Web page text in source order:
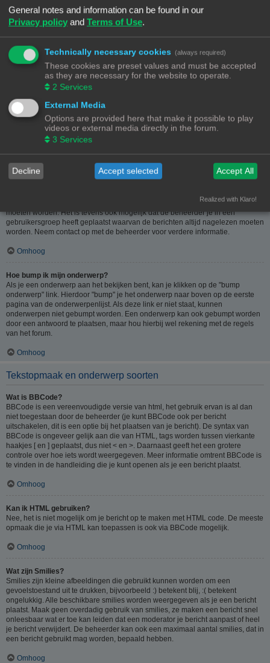
heeft hier dus in geen geval iets mee te maken.
Omhoog
Hoe kan ik berichten aan een moderator melden?
Als de beheerder het toelaat, kun je op de hiervoor dienende knop klikken bij
het bericht. Als je hierop geklikt hebt, moet je een paar verplichte stappen
volgen om de melding te versturen.
Waarvoor dient de "Opslaan"-knop bij het plaatsen van een bericht?
Hiermee kun je berichten opslaan om ze dan later af te werken en te plaatsen.
Een opgeslagen bericht kun je, via de bijhorende optie, in het
Omhoog
De beheerder kan beslist hebben dat geplaatste berichten eerst nagekeken
moeten worden. Het is tevens ook mogelijk dat de beheerder je in een
gebruikersgroep heeft geplaatst waarvan de berichten altijd nagelezen moeten
worden. Neem contact op met de beheerder voor verdere informatie.
Omhoog
Hoe bump ik mijn onderwerp?
Als je een onderwerp aan het bekijken bent, kan je klikken op de "bump
onderwerp" link. Hierdoor "bump" je het onderwerp naar boven op de eerste
pagina van de onderwerpenlijst. Als deze link er niet staat, kunnen
onderwerpen niet gebumpt worden. Een onderwerp kan ook gebumpt worden
door een antwoord te plaatsen, maar hou hierbij wel rekening met de regels
van het forum.
Omhoog
Tekstopmaak en onderwerp soorten
Wat is BBCode?
BBCode is een vereenvoudigde versie van html, het gebruik ervan is al dan
niet toegestaan door de beheerder (je kunt BBCode ook per bericht
uitschakelen, dit is een optie bij het plaatsen van je bericht). De syntax van
BBCode is ongeveer gelijk aan die van HTML, tags worden tussen vierkante
haakjes [ en ] geplaatst, dus niet < en >. Daarnaast geeft het een grotere
controle over hoe iets wordt weergegeven. Meer informatie omtrent BBCode is
te vinden in de handleiding die je kunt openen als je een bericht plaatst.
Omhoog
Kan ik HTML gebruiken?
Nee, het is niet mogelijk om je bericht op te maken met HTML code. De meeste
opmaak die je via HTML kan toepassen is ook via BBCode mogelijk.
Omhoog
Wat zijn Smilies?
Smilies zijn kleine afbeeldingen die gebruikt kunnen worden om een
gevoelstoestand uit te drukken, bijvoorbeeld :) betekent blij, :( betekent
ongelukkig. Alle beschikbare smilies worden weergegeven als je een bericht
plaatst. Maak geen overdadig gebruik van smilies, ze maken een bericht snel
onleesbaar wat er toe kan leiden dat een moderator je bericht aanpast of heel
je bericht verwijdert. De beheerder kan ook een maximaal aantal smilies, dat in
een bericht gebruikt mag worden, bepaald hebben.
Omhoog
General notes and information can be found in our
Privacy policy and Terms of Use.
Technically necessary cookies (always required)
These cookies are preset values and must be accepted
as they are necessary for the website to operate.
2 Services
External Media
Options are provided here that make it possible to play
videos or external media directly in the forum.
3 Services
Decline Accept selected Accept All
Realized with Klaro!